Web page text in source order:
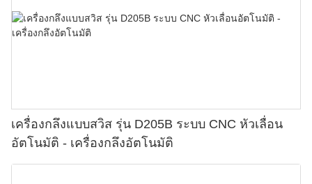
เครื่องกลึงแบบสวิส รุ่น D205B ระบบ CNC หัวเลื่อน
อัตโนมัติ - เครื่องกลึงอัตโนมัติ